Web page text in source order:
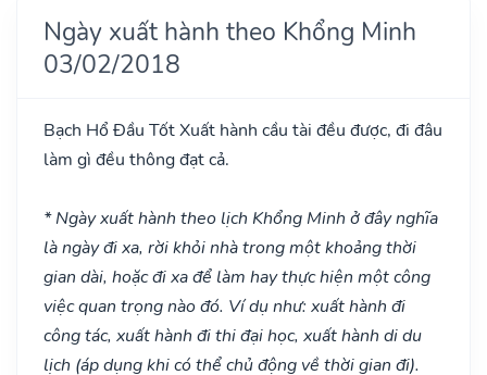
Ngày xuất hành theo Khổng Minh
03/02/2018
Bạch Hổ Đầu TốtXuất hành cầu tài đều được, đi đâu
làm gì đều thông đạt cả.
* Ngày xuất hành theo lịch Khổng Minh ở đây nghĩa
là ngày đi xa, rời khỏi nhà trong một khoảng thời
gian dài, hoặc đi xa để làm hay thực hiện một công
việc quan trọng nào đó. Ví dụ như: xuất hành đi
công tác, xuất hành đi thi đại học, xuất hành di du
lịch (áp dụng khi có thể chủ động về thời gian đi).